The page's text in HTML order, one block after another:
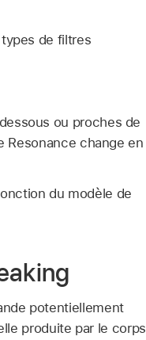
de filtres
ou proches de
Resonance change en
du modèle de
potentiellement
produite par le corps